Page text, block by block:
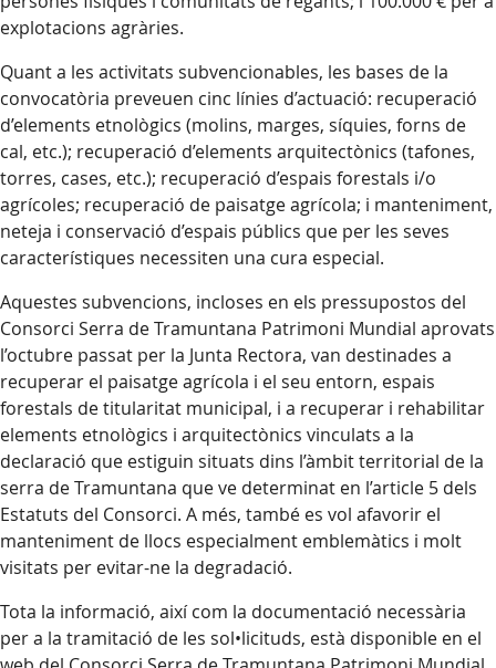
explotacions agràries.
Quant a les activitats subvencionables, les bases de la
convocatòria preveuen cinc línies d’actuació: recuperació
d’elements etnològics (molins, marges, síquies, forns de
cal, etc.); recuperació d’elements arquitectònics (tafones,
torres, cases, etc.); recuperació d’espais forestals i/o
agrícoles; recuperació de paisatge agrícola; i manteniment,
neteja i conservació d’espais públics que per les seves
característiques necessiten una cura especial.
Aquestes subvencions, incloses en els pressupostos del
Consorci Serra de Tramuntana Patrimoni Mundial aprovats
l’octubre passat per la Junta Rectora, van destinades a
recuperar el paisatge agrícola i el seu entorn, espais
forestals de titularitat municipal, i a recuperar i rehabilitar
elements etnològics i arquitectònics vinculats a la
declaració que estiguin situats dins l’àmbit territorial de la
serra de Tramuntana que ve determinat en l’article 5 dels
Estatuts del Consorci. A més, també es vol afavorir el
manteniment de llocs especialment emblemàtics i molt
visitats per evitar-ne la degradació.
Tota la informació, així com la documentació necessària
per a la tramitació de les sol•licituds, està disponible en el